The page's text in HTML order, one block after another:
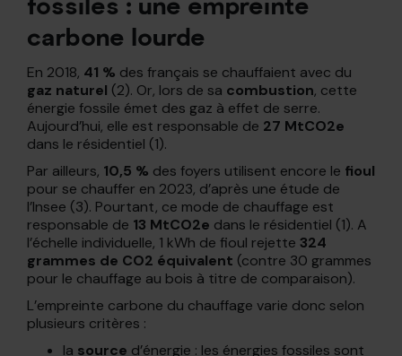
fossiles : une empreinte
carbone lourde
En 2018, 41 % des français se chauffaient avec du
gaz naturel (2). Or, lors de sa combustion, cette
énergie fossile émet des gaz à effet de serre.
Aujourd’hui, elle est responsable de 27 MtCO2e
dans le résidentiel (1).
Par ailleurs, 10,5 % des foyers utilisent encore le fioul
pour se chauffer en 2023, d’après une étude de
l’Insee (3). Pourtant, ce mode de chauffage est
responsable de 13 MtCO2e dans le résidentiel (1). A
l’échelle individuelle, 1 kWh de fioul rejette 324
grammes de CO2 équivalent (contre 30 grammes
pour le chauffage au bois à titre de comparaison).
L’empreinte carbone du chauffage varie donc selon
plusieurs critères :
la source d’énergie : les énergies fossiles sont